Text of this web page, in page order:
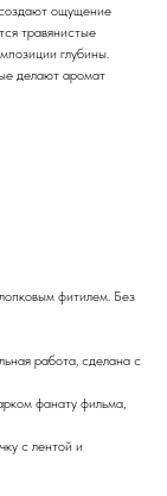
ощущение
травянистые
глубины.
делают аромат
фитилем. Без
работа, сделана с
фанату фильма,
с лентой и